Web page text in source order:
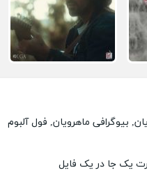
بیوگرافی ماهرویان, فول آلبوم
یک جا در یک فایل